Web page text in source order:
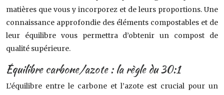
matières que vous y incorporez et de leurs proportions. Une
connaissance approfondie des éléments compostables et de
leur équilibre vous permettra d’obtenir un compost de
qualité supérieure.
Équilibre carbone/azote : la règle du 30:1
L’équilibre entre le carbone et l’azote est crucial pour un